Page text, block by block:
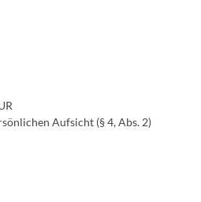
Aufsicht (§ 4, Abs. 2)